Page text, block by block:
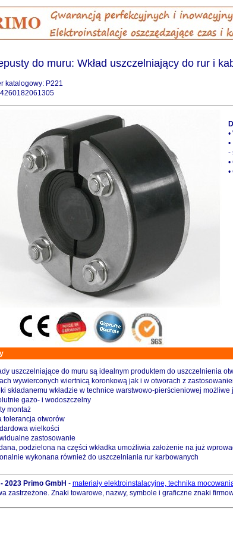
do muru: Wkład uszczelniający do rur i
katalogowy: P221
4260182061305
-
uszczelniające do muru są idealnym produktem do uszczelnienia
wywierconych wiertnicą koronkową jak i w otworach z
składanemu wkładzie w technice warstwowo-pierścieniowej
gazo- i wodoszczelny
montaż
tolerancja otworów
wielkości
zastosowanie
podzielona na części wkładka umożliwia założenie na już
wykonana również do uszczelniania rur karbowanych
2023 Primo GmbH - materiały elektroinstalacyjne, technika
zastrzeżone. Znaki towarowe, nazwy, symbole i graficzne znaki